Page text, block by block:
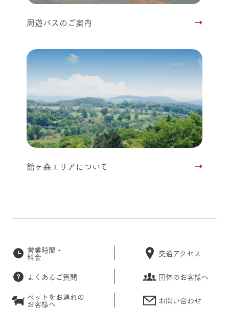
周遊バスのご案内
館ヶ森エリアについて
営業時間・
料金 交通アクセス
よくあるご質問
団体のお客様へ
ペットをお連れの
お客様へ お問い合わせ